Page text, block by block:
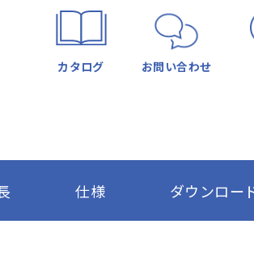
カタログ お問い合わせ
仕様 ダウンロー